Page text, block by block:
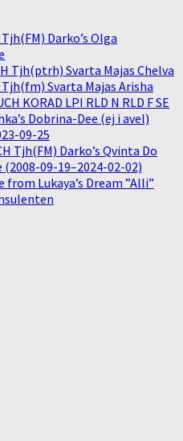
Tjh(FM) Darko’s Olga
Tjh(ptrh) Svarta Majas Chelva
Tjh(fm) Svarta Majas Arisha
KORAD LPI RLD N RLD F SE
Dobrina-Dee (ej i avel)
09-25
Tjh(FM) Darko’s Qvinta Do
09-19–2024-02-02)
from Lukaya’s Dream ”Alli”